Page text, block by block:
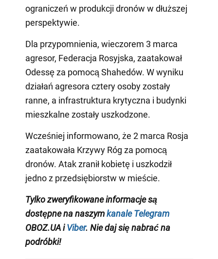
ograniczeń w produkcji dronów w dłuższej
perspektywie.
Dla przypomnienia, wieczorem 3 marca
agresor, Federacja Rosyjska, zaatakował
Odessę za pomocą Shahedów. W wyniku
działań agresora cztery osoby zostały
ranne, a infrastruktura krytyczna i budynki
mieszkalne zostały uszkodzone.
Wcześniej informowano, że 2 marca Rosja
zaatakowała Krzywy Róg za pomocą
dronów. Atak zranił kobietę i uszkodził
jedno z przedsiębiorstw w mieście.
Tylko zweryfikowane informacje są
dostępne na naszymkanale Telegram
OBOZ.UA iViber. Nie daj się nabrać na
podróbki!